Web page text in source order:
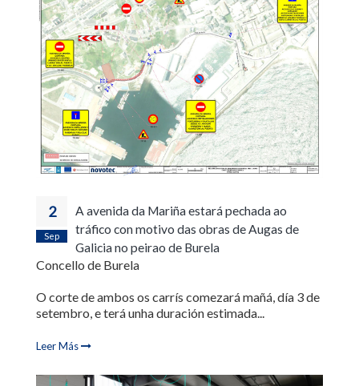
2
Sep
A avenida da Mariña estará pechada ao
tráfico con motivo das obras de Augas de
Galicia no peirao de Burela
Concello de Burela
O corte de ambos os carrís comezará mañá, día 3 de
setembro, e terá unha duración estimada...
Leer Más